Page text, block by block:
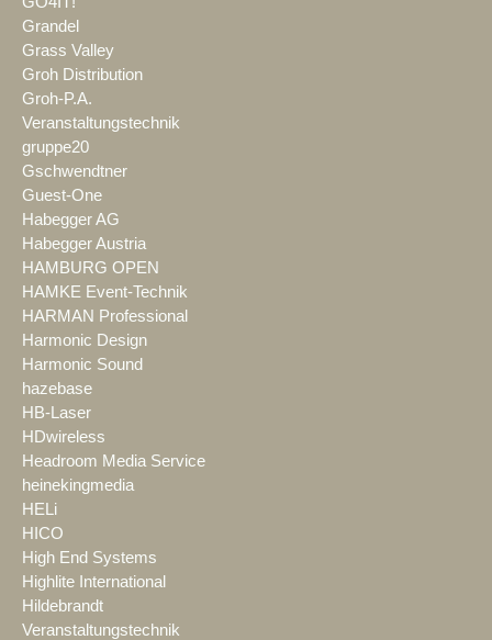
Grandel
Grass Valley
Groh Distribution
Groh-P.A.
Veranstaltungstechnik
gruppe20
Gschwendtner
Guest-One
Habegger AG
Habegger Austria
HAMBURG OPEN
HAMKE Event-Technik
HARMAN Professional
Harmonic Design
Harmonic Sound
hazebase
HB-Laser
HDwireless
Headroom Media Service
heinekingmedia
HELi
HICO
High End Systems
Highlite International
Hildebrandt
Veranstaltungstechnik